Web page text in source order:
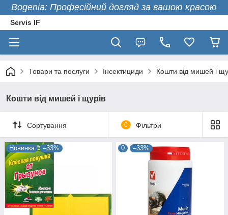
Bogenia: Професійний догляд за вашою красою
Servis IF
Товари та послуги Інсектициди Кошти від мишей і
Кошти від мишей і щурів
Сортування 0 Фільтри
Новинка –33% 0 –33%